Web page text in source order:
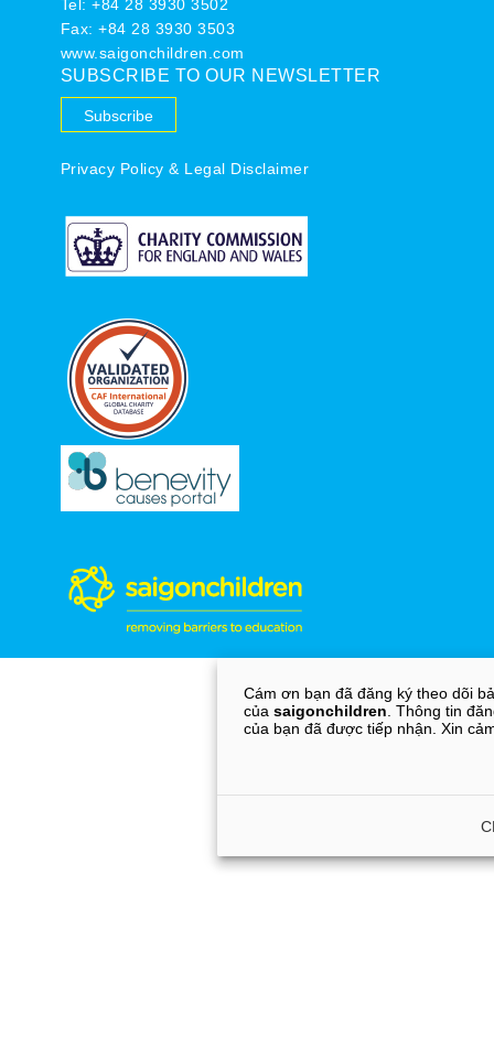
Tel:+84 28 3930 3502
Fax: +84 28 3930 3503
www.saigonchildren.com
SUBSCRIBE TO OUR NEWSLETTER
Subscribe
Privacy Policy & Legal Disclaimer
Cám ơn bạn đã đăng ký theo dõi
của saigonchildren. Thông tin
của bạn đã được tiếp nhận. Xin